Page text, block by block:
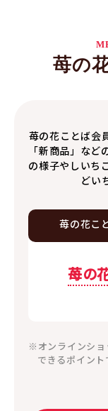
苺の
苺の花ことば会
「新商品」な
の様子やしいち
どい
苺の花こ
苺の
※オンラインショ
できるポイント